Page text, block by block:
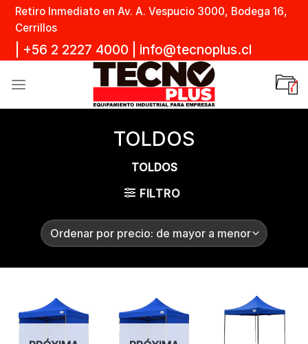
Skip
content
Retiro Inmediato en Av. A. Vespucio 3000, Bodega 16,
Cerrillos
+56 2 2227 4000 info@tecnoplus.cl
TOLDOS
TOLDOS
FILTRO